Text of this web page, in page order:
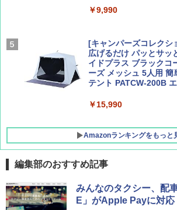
￥1,760
￥1,540
￥9,990
[キャンパーズコレクシ
広げるだけ パッとサッ
イドプラス ブラックコ
ーズ メッシュ 5人用 簡
テント PATCW-200B
￥15,990
Amazonランキングをもっと
DEWEL パラソル 大型
ラソル ガーデン サイト
防水 UVカット 4段階高
編集部のおすすめ記事
みんなのタクシー、配
E」がApple Payに対応